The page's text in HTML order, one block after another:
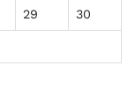
29 30